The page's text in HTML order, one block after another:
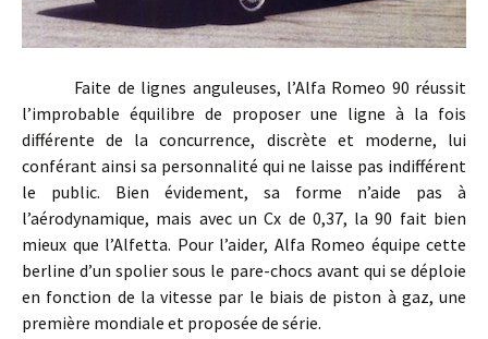
Faite de lignes anguleuses, l’Alfa Romeo 90 réussit
l’improbable équilibre de proposer une ligne à la fois
différente de la concurrence, discrète et moderne, lui
conférant ainsi sa personnalité qui ne laisse pas indifférent
le public. Bien évidement, sa forme n’aide pas à
l’aérodynamique, mais avec un Cx de 0,37, la 90 fait bien
mieux que l’Alfetta. Pour l’aider, Alfa Romeo équipe cette
berline d’un spolier sous le pare-chocs avant qui se déploie
en fonction de la vitesse par le biais de piston à gaz, une
première mondiale et proposée de série.